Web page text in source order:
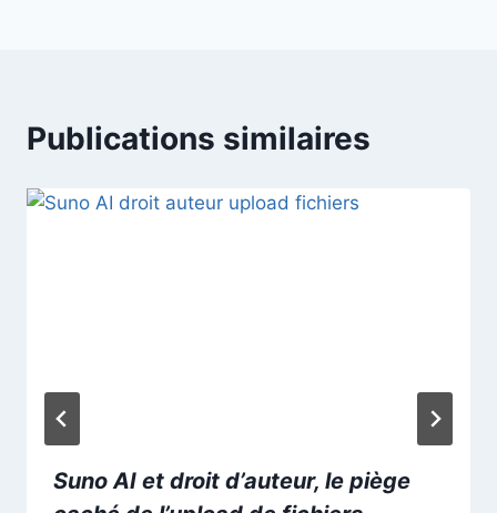
Publications similaires
Suno AI et droit d’auteur, le piège